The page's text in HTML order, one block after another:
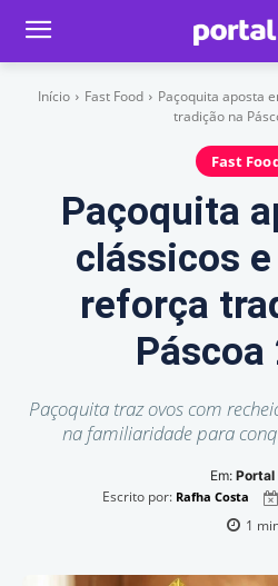
Início Fast Food
Paçoquita aposta
tradição na
Fast
Paçoquita
clássicos e
reforça
Páscoa
Paçoquita traz ovos com
na familiaridade para
Em: Portal
Escrito por: Rafha Costa
1